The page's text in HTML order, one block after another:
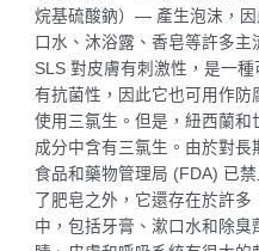
烷基硫酸鈉）— 產生泡沫，
口水、沐浴露、香皂等許多
SLS 對皮膚有刺激性，是一
有抗菌性，因此它也可用作
使用三氯生。但是，紐西蘭
成分中含有三氯生。由於對長
食品和藥物管理局 (FDA) 已
了肥皂之外，它還存在於許
中，包括牙膏、漱口水和除